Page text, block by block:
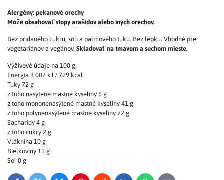
Alergény: pekanové orechy
Môže obsahovať stopy arašidov alebo iných orechov.
Bez pridaného cukru, soli a palmového tuku. Bez lepku. Vhodné pre
vegetariánov a vegánov. Skladovať na tmavom a suchom mieste.
Výživové údaje na 100 g:
Energia 3 002 kJ / 729 kcal
Tuky 72 g
z toho nasýtené mastné kyseliny 6 g
z toho mononenasýtené mastné kyseliny 41 g
z toho polynenasýtené mastné kyseliny 22 g
Sacharidy 4 g
z toho cukry 2 g
Vláknina 10 g
Bielkoviny 11 g
Soľ 0 g